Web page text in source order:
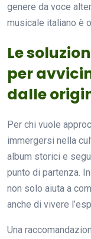
genere da voce
musicale italiano è
Le
per
dalle
Per chi vuole
immergersi nella
album storici e
punto di partenza.
non solo aiuta a
anche di vivere
Una